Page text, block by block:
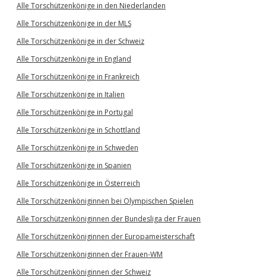
Alle Torschützenkönige in den Niederlanden
Alle Torschützenkönige in der MLS
Alle Torschützenkönige in der Schweiz
Alle Torschützenkönige in England
Alle Torschützenkönige in Frankreich
Alle Torschützenkönige in Italien
Alle Torschützenkönige in Portugal
Alle Torschützenkönige in Schottland
Alle Torschützenkönige in Schweden
Alle Torschützenkönige in Spanien
Alle Torschützenkönige in Österreich
Alle Torschützenköniginnen bei Olympischen Spielen
Alle Torschützenköniginnen der Bundesliga der Frauen
Alle Torschützenköniginnen der Europameisterschaft
Alle Torschützenköniginnen der Frauen-WM
Alle Torschützenköniginnen der Schweiz